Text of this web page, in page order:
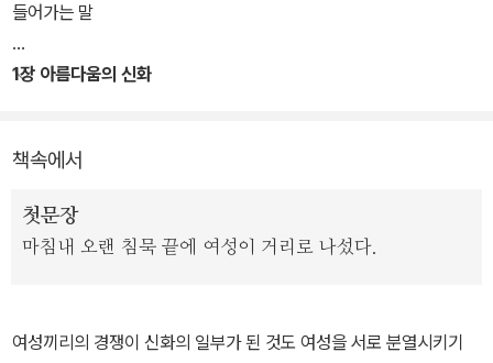
라는 사회적 욕구를 충족하기 위해 정신적.신체적으로 파괴되어 가는
과 연결하여 왜 여성이 '아름다움의 신화(The Beauty Myth)'라는
적 잣대로 평가하도록 만들었는가? 집안 살림과 자녀 양육 등 여성
역할의 상당 부분은 왜 가정에 국한되어 있는가? 여성은 왜 다이어
받고 이를 따르도록 학습되었던 여성을 향한 불편한 진실들이 밝혀진
들어가는 말
1장 아름다움의 신화
책속에서
첫문장
마침내 오랜 침묵 끝에 여성이 거리로 나섰다.
여성끼리의 경쟁이 신화의 일부가 된 것도 여성을 서로 분열시키기